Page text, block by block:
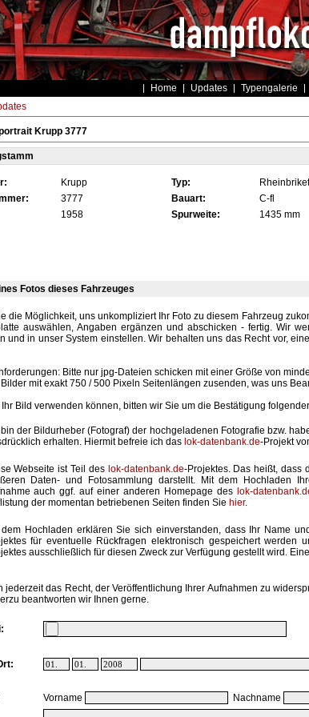
Home Updates Typengalerie
Krupp 3777
Krupp Typ:
3777 Bauart: C-fl
1958 Spurweite: 1435 mm
Fotos dieses Fahrzeuges
die Möglichkeit, uns unkompliziert Ihr Foto zu diesem Fahrzeug
auswählen, Angaben ergänzen und abschicken - fertig. Wir
und in unser System einstellen. Wir behalten uns das Recht vor,
Bitte nur jpg-Dateien schicken mit einer Größe von
mit exakt 750 / 500 Pixeln Seitenlängen zusenden, was uns
Ihr Bild verwenden können, bitten wir Sie um die Bestätigung
bin der Bildurheber (Fotograf) der hochgeladenen Fotografie bzw.
erhalten. Hiermit befreie ich das lok-datenbank.de-Projekt
Webseite ist Teil des lok-datenbank.de-Projektes. Das heißt, dass
Daten- und Fotosammlung darstellt. Mit dem Hochladen
auch ggf. auf einer anderen Homepage des lok-
der momentan betriebenen Seiten finden Sie hier.
dem Hochladen erklären Sie sich einverstanden, dass Ihr Name
für eventuelle Rückfragen elektronisch gespeichert werden
ausschließlich für diesen Zweck zur Verfügung gestellt wird.
jederzeit das Recht, der Veröffentlichung Ihrer Aufnahmen zu
beantworten wir Ihnen gerne.
Vorname
Nachname